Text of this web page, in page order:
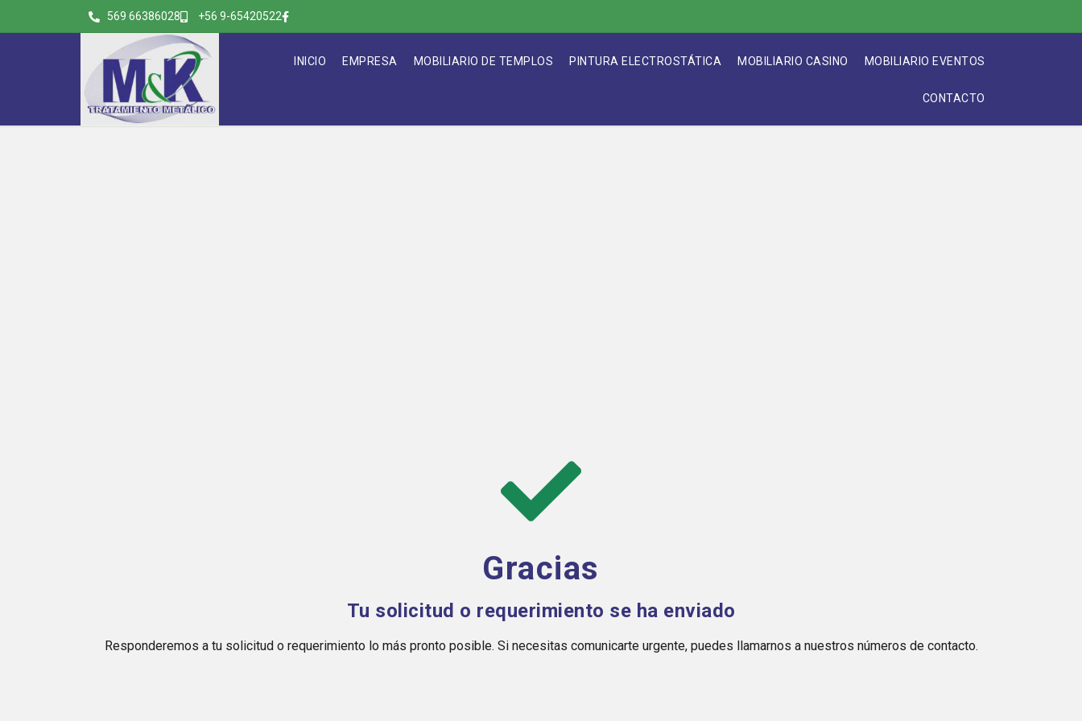
569 66386028 +56 9-65420522
INICIO EMPRESA MOBILIARIO DE TEMPLOS PINTURA ELECTROSTÁTICA MOBILIARIO CASINO MOBILIARIO EVENTOS
CONTACTO
Gracias
Tu solicitud o requerimiento se ha enviado
Responderemos a tu solicitud o requerimiento lo más pronto posible. Si necesitas comunicarte urgente, puedes llamarnos a nuestros números de contacto.